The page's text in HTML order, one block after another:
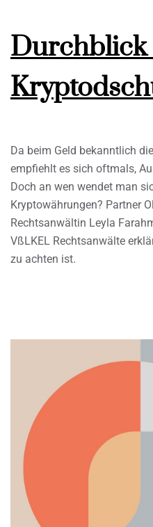
Durchblick
Da beim Geld bekanntlich
empfiehlt es sich oftmals,
Doch an wen wendet man
Kryptowährungen? Partner
Rechtsanwältin Leyla
VßLKEL Rechtsanwälte
zu achten ist.